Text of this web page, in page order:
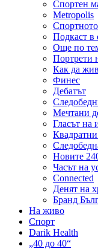
Спортен
Metropolis
Подкаст в
Още по
Портрети
Как да
Финес
Дебатът
Мечтани
Гласът на
Новите
Часът на
Connected
Денят на
Бранд
На живо
Спорт
Darik Health
„40 до 40“